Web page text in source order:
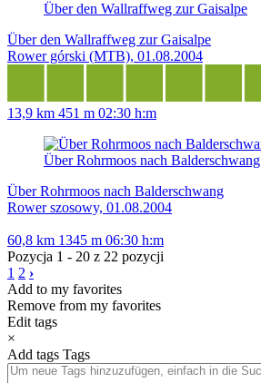
Über den Wallraffweg zur Gaisalpe
Über den Wallraffweg zur Gaisalpe
Rower górski (MTB), 01.08.2004
13,9 km 451 m 02:30 h:m
Über Rohrmoos nach Balderschwang
Über Rohrmoos nach Balderschwang
Rower szosowy, 01.08.2004
60,8 km 1345 m 06:30 h:m
Pozycja 1 - 20 z 22 pozycji
1 2 ›
Add to my favorites
Remove from my favorites
Edit tags
×
Add tags Tags